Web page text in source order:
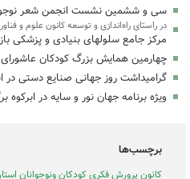
سی و ششمین نشست انجمن شعر
در راستای راه‌اندازی و توسعه کانون علوم و
مرکز جامع سلولهای بنیادی و پزشکی
چهارمین همایش بزرگ کودکان عاشورای
گرامیداشت روز جهانی صنایع دستی در
ویژه برنامه جهان نور و سایه در ابرکوه
برچسب‌ها
کانون پرورش فکری کودکان ونوجوانان